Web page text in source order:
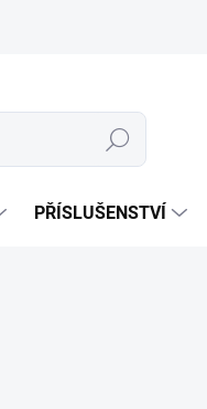
Hledat
PŘÍSLUŠENSTVÍ